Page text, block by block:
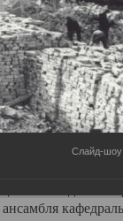
чем другие
в результате
Архангельску
20 –х годов.
Слайд-шоу: